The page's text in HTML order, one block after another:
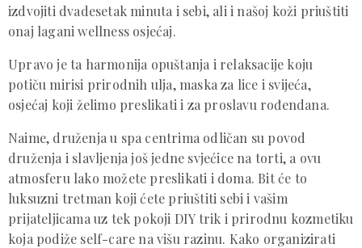
izdvojiti dvadesetak minuta i sebi, ali i našoj koži priuštiti
onaj lagani wellness osjećaj.
Upravo je ta harmonija opuštanja i relaksacije koju
potiču mirisi prirodnih ulja, maska za lice i svijeća,
osjećaj koji želimo preslikati i za proslavu rođendana.
Naime, druženja u spa centrima odličan su povod
druženja i slavljenja još jedne svjećice na torti, a ovu
atmosferu lako možete preslikati i doma. Bit će to
luksuzni tretman koji ćete priuštiti sebi i vašim
prijateljicama uz tek pokoji DIY trik i prirodnu kozmetiku
koja podiže self-care na višu razinu. Kako organizirati